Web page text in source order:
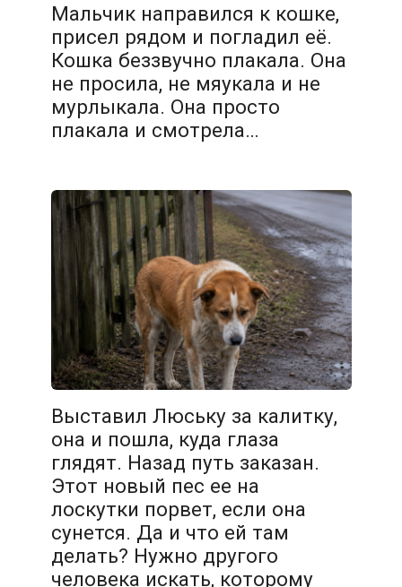
Мальчик направился к кошке,
присел рядом и погладил её.
Кошка беззвучно плакала. Она
не просила, не мяукала и не
мурлыкала. Она просто
плакала и смотрела…
Выставил Люську за калитку,
она и пошла, куда глаза
глядят. Назад путь заказан.
Этот новый пес ее на
лоскутки порвет, если она
сунется. Да и что ей там
делать? Нужно другого
человека искать, которому